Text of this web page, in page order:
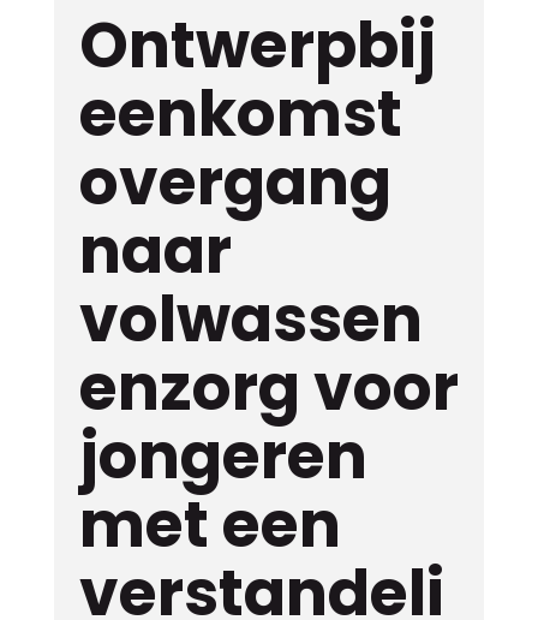
Ontwerpbij
eenkomst
overgang
naar
volwassen
enzorg voor
jongeren
met een
verstandeli